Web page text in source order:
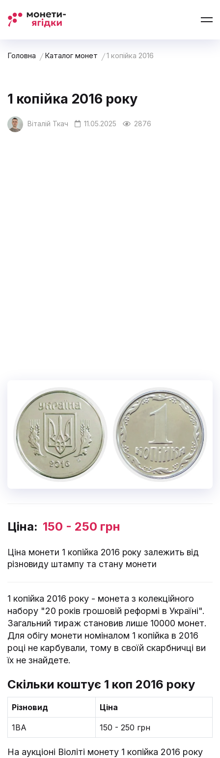
Головна Каталог монет 1 копійка 2016
1 копійка 2016 року
Віталій Ткач 11.05.2025 2876
Ціна: 150 - 250 грн
Ціна монети 1 копійка 2016 року залежить від
різновиду штампу та стану монети
1 копійка 2016 року - монета з колекційного
набору "20 років грошовій реформі в Україні".
Загальний тираж становив лише 10000 монет.
Для обігу монети номіналом 1 копійка в 2016
році не карбували, тому в своїй скарбничці ви
їх не знайдете.
Скільки коштує 1 коп 2016 року
Різновид Ціна
1ВА 150 - 250 грн
На аукціоні Віоліті монету 1 копійка 2016 року